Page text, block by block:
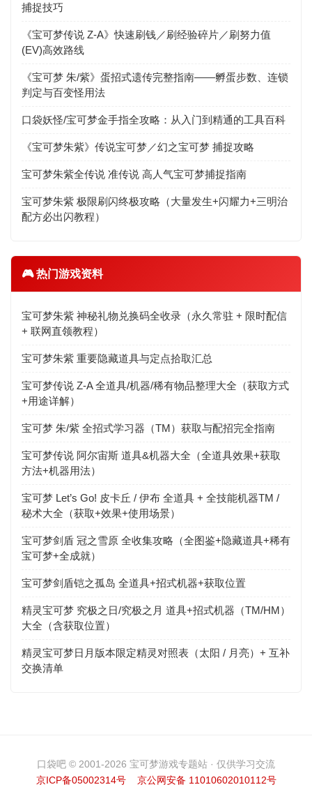
捕捉技巧
《宝可梦传说 Z-A》快速刷钱／刷经验碎片／刷努力值
(EV)高效路线
《宝可梦 朱/紫》蛋招式遗传完整指南——孵蛋步数、连锁
判定与百变怪用法
口袋妖怪/宝可梦金手指全攻略：从入门到精通的工具百科
《宝可梦朱紫》传说宝可梦／幻之宝可梦 捕捉攻略
宝可梦朱紫全传说 准传说 高人气宝可梦捕捉指南
宝可梦朱紫 极限刷闪终极攻略（大量发生+闪耀力+三明治
配方必出闪教程）
🎮 热门游戏资料
宝可梦朱紫 神秘礼物兑换码全收录（永久常驻 + 限时配信
+ 联网直领教程）
宝可梦朱紫 重要隐藏道具与定点拾取汇总
宝可梦传说 Z-A 全道具/机器/稀有物品整理大全（获取方式
+用途详解）
宝可梦 朱/紫 全招式学习器（TM）获取与配招完全指南
宝可梦传说 阿尔宙斯 道具&机器大全（全道具效果+获取
方法+机器用法）
宝可梦 Let’s Go! 皮卡丘 / 伊布 全道具 + 全技能机器TM /
秘术大全（获取+效果+使用场景）
宝可梦剑盾 冠之雪原 全收集攻略（全图鉴+隐藏道具+稀有
宝可梦+全成就）
宝可梦剑盾铠之孤岛 全道具+招式机器+获取位置
精灵宝可梦 究极之日/究极之月 道具+招式机器（TM/HM）
大全（含获取位置）
精灵宝可梦日月版本限定精灵对照表（太阳 / 月亮）+ 互补
交换清单
口袋吧 © 2001-2026 宝可梦游戏专题站 · 仅供学习交流
京ICP备05002314号
京公网安备 11010602010112号